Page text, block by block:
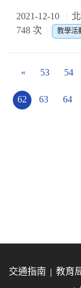
2021-12-10
748 次
教學活
« 53 54
62 63 64
交通指南 教育